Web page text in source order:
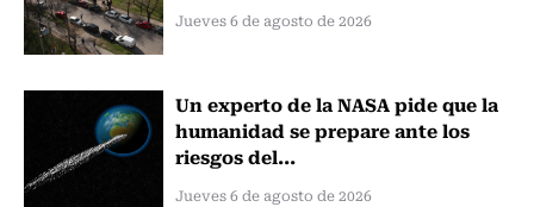
Jueves 6 de agosto de 2026
Un experto de la NASA pide que la
humanidad se prepare ante los
riesgos del...
Jueves 6 de agosto de 2026